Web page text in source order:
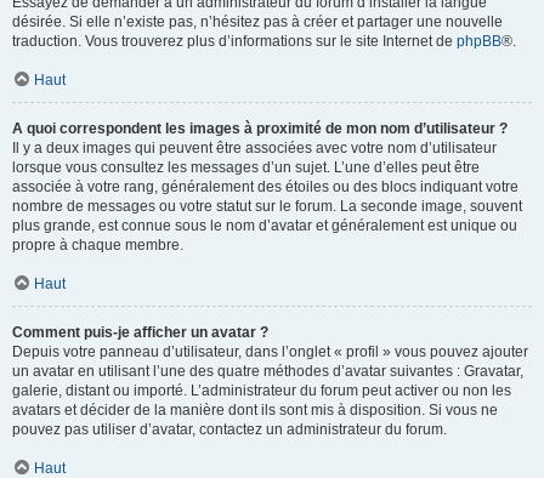
désirée. Si elle n’existe pas, n’hésitez pas à créer et partager une nouvelle
traduction. Vous trouverez plus d’informations sur le site Internet de phpBB®.
Haut
A quoi correspondent les images à proximité de mon nom d’utilisateur ?
Il y a deux images qui peuvent être associées avec votre nom d’utilisateur
lorsque vous consultez les messages d’un sujet. L’une d’elles peut être
associée à votre rang, généralement des étoiles ou des blocs indiquant votre
nombre de messages ou votre statut sur le forum. La seconde image, souvent
plus grande, est connue sous le nom d’avatar et généralement est unique ou
propre à chaque membre.
Haut
Comment puis-je afficher un avatar ?
Depuis votre panneau d’utilisateur, dans l’onglet « profil » vous pouvez ajouter
un avatar en utilisant l’une des quatre méthodes d’avatar suivantes : Gravatar,
galerie, distant ou importé. L’administrateur du forum peut activer ou non les
avatars et décider de la manière dont ils sont mis à disposition. Si vous ne
pouvez pas utiliser d’avatar, contactez un administrateur du forum.
Haut